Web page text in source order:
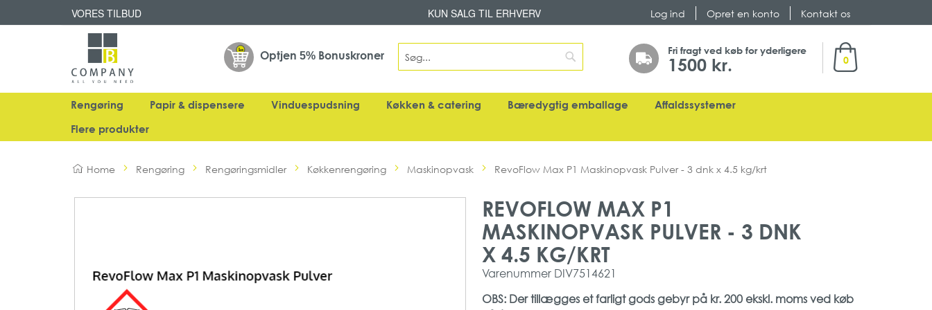
Skip
to
Content
Log ind Opret en konto Kontakt os
VORES TILBUD KUN SALG TIL ERHVERV
0
Fri fragt ved køb for yderligere
1500 kr.
Search
Search
Optjen 5%Bonuskroner
Rengøring Papir & dispensere Vinduespudsning Køkken & catering Bæredygtig emballage
Affaldssystemer
Flere produkter
Home Rengøring Rengøringsmidler Køkkenrengøring Maskinopvask RevoFlow Max P1 Maskinopvask Pulver - 3 dnk x 4.5 kg/krt
REVOFLOW MAX P1
MASKINOPVASK PULVER - 3 DNK
X 4.5 KG/KRT
Varenummer DIV7514621
OBS: Der tillægges et farligt gods gebyr på kr. 200 ekskl. moms ved køb